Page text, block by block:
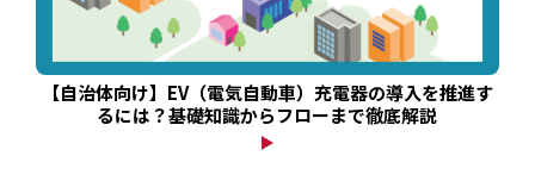
【自治体向け】EV（電気自動車）充電器の導入を推進す
るには？基礎知識からフローまで徹底解説